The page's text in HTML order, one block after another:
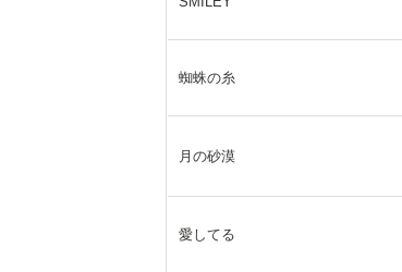
蜘蛛の糸
月の砂漠
愛してる